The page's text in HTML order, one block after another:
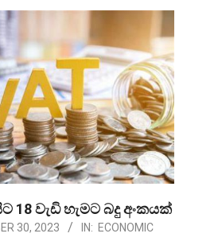
18 වැඩි හැමට බදු අංකයක්
30, 2023 IN: ECONOMIC